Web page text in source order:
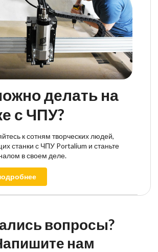
делать на
с ЧПУ?
к сотням творческих людей,
станки с ЧПУ Portalium и станьте
в своем деле.
вопросы?
нам